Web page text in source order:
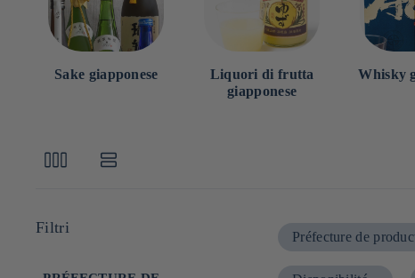
e
:
Sake giapponese
Liquori di frutta
giapponese
Whisky
Filtri
Préfecture de